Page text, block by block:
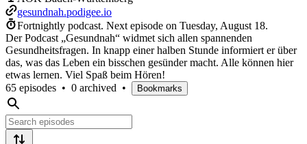
gesundnah.podigee.io
Fortnightly podcast. Next episode on Tuesday, August 18.
Der Podcast „Gesundnah“ widmet sich allen spannenden
Gesundheitsfragen. In knapp einer halben Stunde informiert er über
das, was das Leben ein bisschen gesünder macht. Alle können hier
etwas lernen. Viel Spaß beim Hören!
65 episodes • 0 archived • Bookmarks